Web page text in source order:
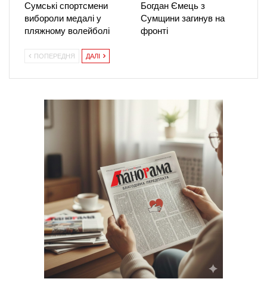
Сумські спортсмени
вибороли медалі у
пляжному волейболі
Богдан Ємець з
Сумщини загинув на
фронті
ПОПЕРЕДНЯ ДАЛІ